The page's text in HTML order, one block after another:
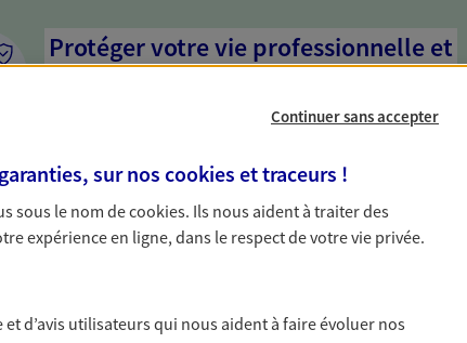
Protéger votre vie professionnelle et
Nous sommes à votre écoute pour vous proposer des
activité, mais aussi les risques liés à votre vie privée. Un seul
interlocuteur pour tous vos besoins, ça change tout.
Accompagner les professionnels
activité, et vous protéger contre les aléas qui peuvent vous
Continuer sans accepter
sur nos cookies et traceurs !
sous le nom decookies. Ils nous aident à traiter des
expérience en ligne, dans le respect de votre vie privée.
et d’avis utilisateurs qui nous aident à faire évoluer nos